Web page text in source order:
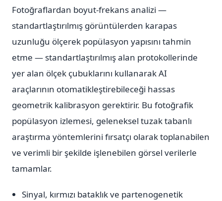
Fotoğraflardan boyut-frekans analizi —
standartlaştırılmış görüntülerden karapas
uzunluğu ölçerek popülasyon yapısını tahmin
etme — standartlaştırılmış alan protokollerinde
yer alan ölçek çubuklarını kullanarak AI
araçlarının otomatikleştirebileceği hassas
geometrik kalibrasyon gerektirir. Bu fotoğrafik
popülasyon izlemesi, geleneksel tuzak tabanlı
araştırma yöntemlerini fırsatçı olarak toplanabilen
ve verimli bir şekilde işlenebilen görsel verilerle
tamamlar.
Sinyal, kırmızı bataklık ve partenogenetik